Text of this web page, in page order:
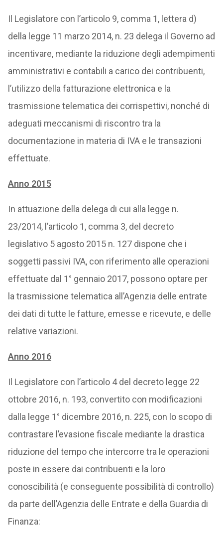
Il Legislatore con l’articolo 9, comma 1, lettera d)
della legge 11 marzo 2014, n. 23 delega il Governo ad
incentivare, mediante la riduzione degli adempimenti
amministrativi e contabili a carico dei contribuenti,
l’utilizzo della fatturazione elettronica e la
trasmissione telematica dei corrispettivi, nonché di
adeguati meccanismi di riscontro tra la
documentazione in materia di IVA e le transazioni
effettuate.
Anno 2015
In attuazione della delega di cui alla legge n.
23/2014, l’articolo 1, comma 3, del decreto
legislativo 5 agosto 2015 n. 127 dispone che i
soggetti passivi IVA, con riferimento alle operazioni
effettuate dal 1° gennaio 2017, possono optare per
la trasmissione telematica all’Agenzia delle entrate
dei dati di tutte le fatture, emesse e ricevute, e delle
relative variazioni.
Anno 2016
Il Legislatore con l’articolo 4 del decreto legge 22
ottobre 2016, n. 193, convertito con modificazioni
dalla legge 1° dicembre 2016, n. 225, con lo scopo di
contrastare l’evasione fiscale mediante la drastica
riduzione del tempo che intercorre tra le operazioni
poste in essere dai contribuenti e la loro
conoscibilità (e conseguente possibilità di controllo)
da parte dell’Agenzia delle Entrate e della Guardia di
Finanza: